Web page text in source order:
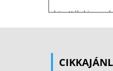
követték, hiszen a
tartoznak a mi